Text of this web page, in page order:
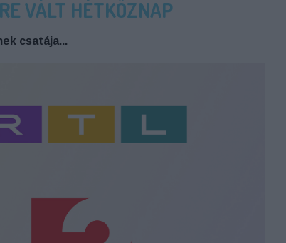
VÁLT HÉTKÖZNAP
csatája...